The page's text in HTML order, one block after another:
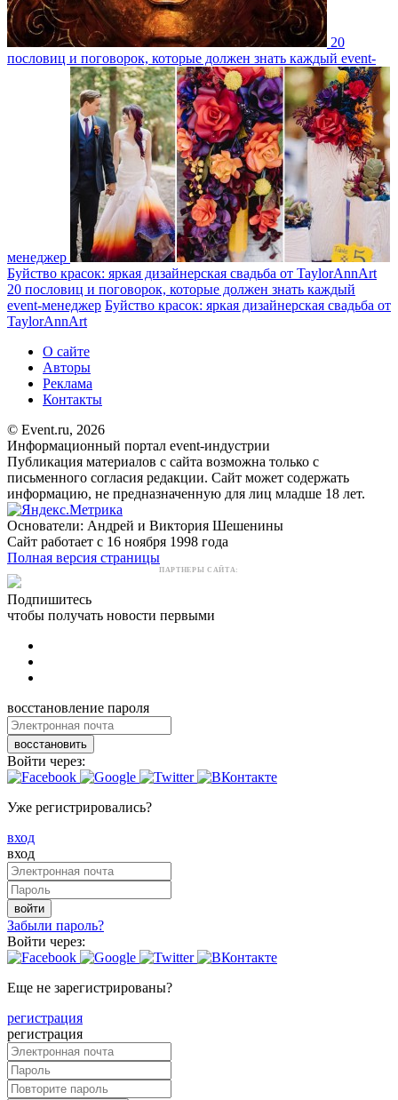
20
пословиц и поговорок, которые должен знать каждый event-
менеджер
Буйство красок: яркая дизайнерская свадьба от TaylorAnnArt
20 пословиц и поговорок, которые должен знать каждый
event-менеджер Буйство красок: яркая дизайнерская свадьба от
TaylorAnnArt
О сайте
Авторы
Реклама
Контакты
© Event.ru, 2026
Информационный портал event-индустрии
Публикация материалов с сайта возможна только с
письменного согласия редакции. Сайт может содержать
информацию, не предназначенную для лиц младше 18 лет.
Основатели: Андрей и Виктория Шешенины
Сайт работает с 16 ноября 1998 года
Полная версия страницы
ПАРТНЕРЫ САЙТА:
Подпишитесь
чтобы получать новости первыми
восстановление пароля
восстановить
Войти через:
Уже регистрировались?
вход
вход
войти
Забыли пароль?
Войти через:
Еще не зарегистрированы?
регистрация
регистрация